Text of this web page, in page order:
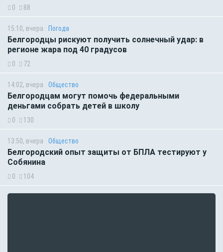
0 88
15:10, вчера Погода
Белгородцы рискуют получить солнечный удар: в
регионе жара под 40 градусов
0 72
14:02, вчера Общество
Белгородцам могут помочь федеральными
деньгами собрать детей в школу
0 130
13:50, вчера Общество
Белгородский опыт защиты от БПЛА тестируют у
Собянина
0 104